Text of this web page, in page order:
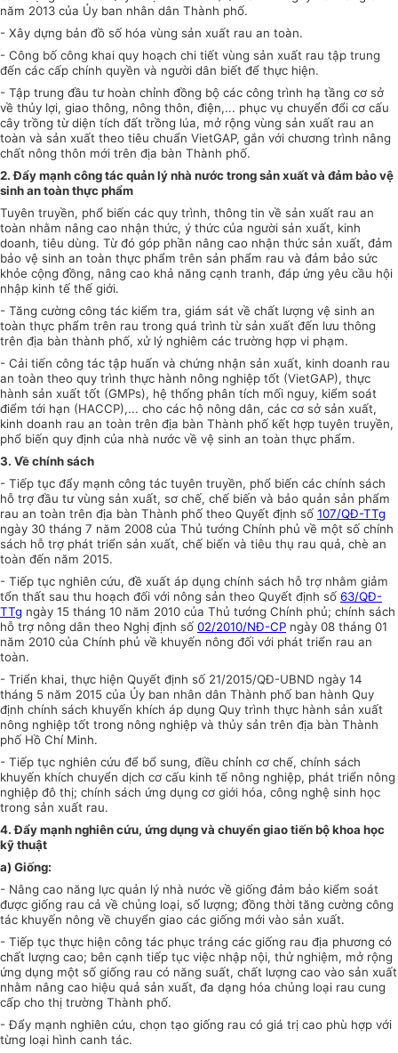
năm 2013 của Ủy ban nhân dân Thành phố.
- Xây dựng bản đồ số hóa vùng sản xuất rau an toàn.
- Công bố công khai quy hoạch chi tiết vùng sản xuất rau tập trung
đến các cấp chính quyền và người dân biết để thực hiện.
- Tập trung đầu tư hoàn chỉnh đồng bộ các công trình hạ tầng cơ sở
về thủy lợi, giao thông, nông thôn, điện,... phục vụ chuyển đổi cơ cấu
cây trồng từ diện tích đất trồng lúa, mở rộng vùng sản xuất rau an
toàn và sản xuất theo tiêu chuẩn VietGAP, gắn với chương trình nâng
chất nông thôn mới trên địa bàn Thành phố.
2. Đẩy mạnh công tác quản lý nhà nước trong sản xuất và đảm bảo vệ
sinh an toàn thực phẩm
Tuyên truyền, phổ biến các quy trình, thông tin về sản xuất rau an
toàn nhằm nâng cao nhận thức, ý thức của người sản xuất, kinh
doanh, tiêu dùng. Từ đó góp phần nâng cao nhận thức sản xuất, đảm
bảo vệ sinh an toàn thực phẩm trên sản phẩm rau và đảm bảo sức
khỏe cộng đồng, nâng cao khả năng cạnh tranh, đáp ứng yêu cầu hội
nhập kinh tế thế giới.
- Tăng cường công tác kiểm tra, giám sát về chất lượng vệ sinh an
toàn thực phẩm trên rau trong quá trình từ sản xuất đến lưu thông
trên địa bàn thành phố, xử lý nghiêm các trường hợp vi phạm.
- Cải tiến công tác tập huấn và chứng nhận sản xuất, kinh doanh rau
an toàn theo quy trình thực hành nông nghiệp tốt (VietGAP), thực
hành sản xuất tốt (GMPs), hệ thống phân tích mối nguy, kiểm soát
điểm tới hạn (HACCP),... cho các hộ nông dân, các cơ sở sản xuất,
kinh doanh rau an toàn trên địa bàn Thành phố kết hợp tuyên truyền,
phổ biến quy định của nhà nước về vệ sinh an toàn thực phẩm.
3. Về chính sách
- Tiếp tục đẩy mạnh công tác tuyên truyền, phổ biến các chính sách
hỗ trợ đầu tư vùng sản xuất, sơ chế, chế biến và bảo quản sản phẩm
rau an toàn trên địa bàn Thành phố theo Quyết định số 107/QĐ-TTg
ngày 30 tháng 7 năm 2008 của Thủ tướng Chính phủ về một số chính
sách hỗ trợ phát triển sản xuất, chế biến và tiêu thụ rau quả, chè an
toàn đến năm 2015.
- Tiếp tục nghiên cứu, đề xuất áp dụng chính sách hỗ trợ nhằm giảm
tổn thất sau thu hoạch đối với nông sản theo Quyết định số 63/QĐ-
TTg ngày 15 tháng 10 năm 2010 của Thủ tướng Chính phủ; chính sách
hỗ trợ nông dân theo Nghị định số 02/2010/NĐ-CP ngày 08 tháng 01
năm 2010 của Chính phủ về khuyến nông đối với phát triển rau an
toàn.
- Triển khai, thực hiện Quyết định số 21/2015/QĐ-UBND ngày 14
tháng 5 năm 2015 của Ủy ban nhân dân Thành phố ban hành Quy
định chính sách khuyến khích áp dụng Quy trình thực hành sản xuất
nông nghiệp tốt trong nông nghiệp và thủy sản trên địa bàn Thành
phố Hồ Chí Minh.
- Tiếp tục nghiên cứu để bổ sung, điều chỉnh cơ chế, chính sách
khuyến khích chuyển dịch cơ cấu kinh tế nông nghiệp, phát triển nông
nghiệp đô thị; chính sách ứng dụng cơ giới hóa, công nghệ sinh học
trong sản xuất rau.
4. Đẩy mạnh nghiên cứu, ứng dụng và chuyển giao tiến bộ khoa học
kỹ thuật
a) Giống:
- Nâng cao năng lực quản lý nhà nước về giống đảm bảo kiểm soát
được giống rau cả về chủng loại, số lượng; đồng thời tăng cường công
tác khuyến nông về chuyển giao các giống mới vào sản xuất.
- Tiếp tục thực hiện công tác phục tráng các giống rau địa phương có
chất lượng cao; bên cạnh tiếp tục việc nhập nội, thử nghiệm, mở rộng
ứng dụng một số giống rau có năng suất, chất lượng cao vào sản xuất
nhằm nâng cao hiệu quả sản xuất, đa dạng hóa chủng loại rau cung
cấp cho thị trường Thành phố.
- Đẩy mạnh nghiên cứu, chọn tạo giống rau có giá trị cao phù hợp với
từng loại hình canh tác.